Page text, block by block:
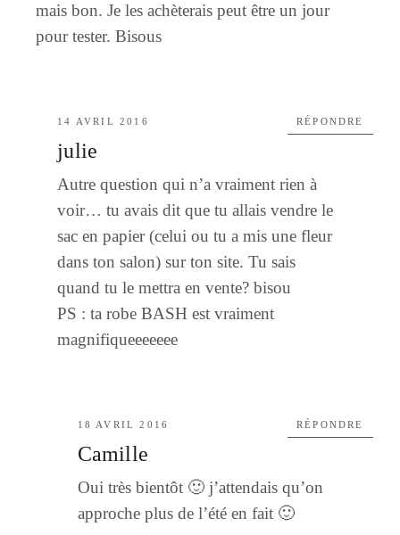
mais bon. Je les achèterais peut être un jour
pour tester. Bisous
14 AVRIL 2016
julie
Autre question qui n’a vraiment rien à
voir… tu avais dit que tu allais vendre le
sac en papier (celui ou tu a mis une fleur
dans ton salon) sur ton site. Tu sais
quand tu le mettra en vente? bisou
PS : ta robe BASH est vraiment
magnifiqueeeeeee
RÉPONDRE
18 AVRIL 2016
Camille
Oui très bientôt 🙂 j’attendais qu’on
approche plus de l’été en fait 🙂
RÉPONDRE